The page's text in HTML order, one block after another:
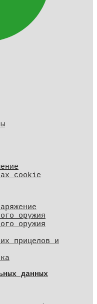
cookie
оружия
оружия
прицелов и
данных